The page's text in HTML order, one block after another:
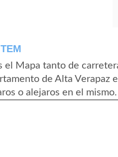
el Mapa tanto de
de Alta Verapaz
o alejaros en el mismo.